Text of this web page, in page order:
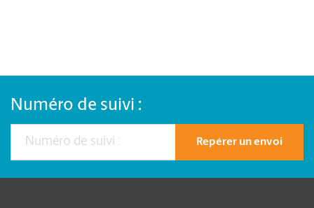
Numéro de suivi :
Repérer un envoi